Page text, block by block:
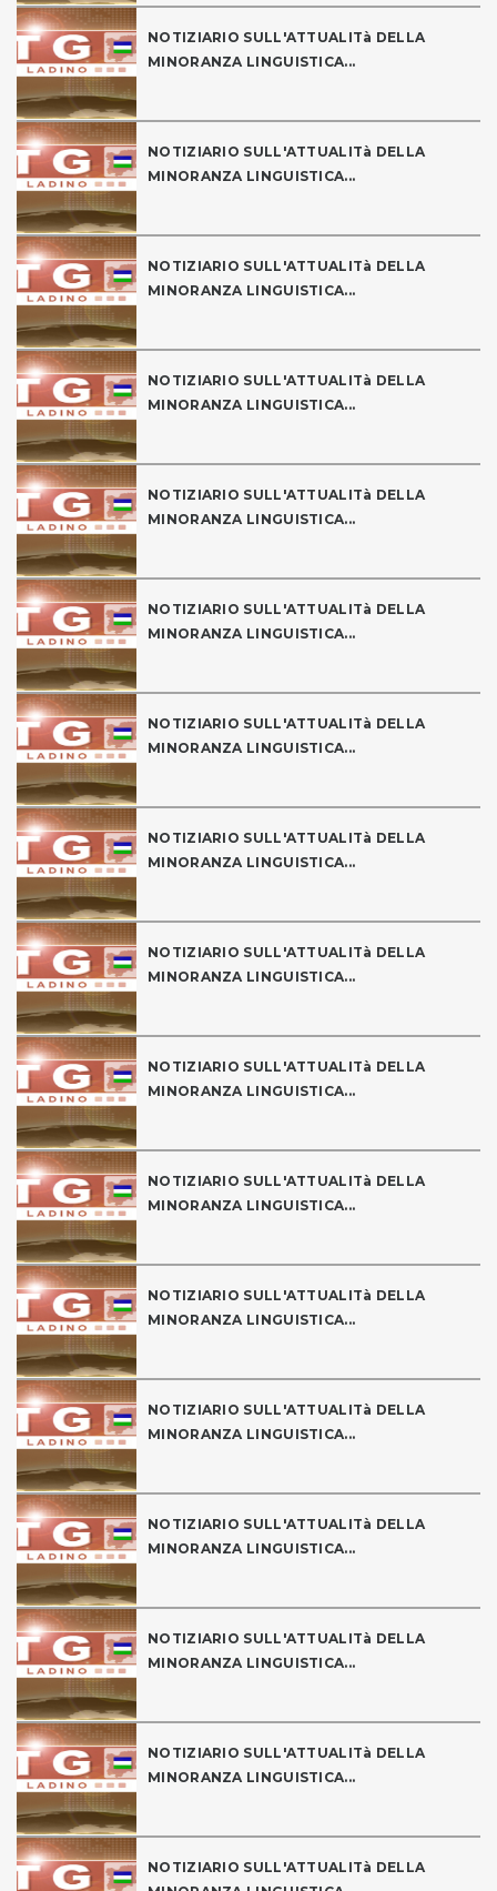
NOTIZIARIO SULL'ATTUALITà DELLA
MINORANZA LINGUISTICA...
NOTIZIARIO SULL'ATTUALITà DELLA
MINORANZA LINGUISTICA...
NOTIZIARIO SULL'ATTUALITà DELLA
MINORANZA LINGUISTICA...
NOTIZIARIO SULL'ATTUALITà DELLA
MINORANZA LINGUISTICA...
NOTIZIARIO SULL'ATTUALITà DELLA
MINORANZA LINGUISTICA...
NOTIZIARIO SULL'ATTUALITà DELLA
MINORANZA LINGUISTICA...
NOTIZIARIO SULL'ATTUALITà DELLA
MINORANZA LINGUISTICA...
NOTIZIARIO SULL'ATTUALITà DELLA
MINORANZA LINGUISTICA...
NOTIZIARIO SULL'ATTUALITà DELLA
MINORANZA LINGUISTICA...
NOTIZIARIO SULL'ATTUALITà DELLA
MINORANZA LINGUISTICA...
NOTIZIARIO SULL'ATTUALITà DELLA
MINORANZA LINGUISTICA...
NOTIZIARIO SULL'ATTUALITà DELLA
MINORANZA LINGUISTICA...
NOTIZIARIO SULL'ATTUALITà DELLA
MINORANZA LINGUISTICA...
NOTIZIARIO SULL'ATTUALITà DELLA
MINORANZA LINGUISTICA...
NOTIZIARIO SULL'ATTUALITà DELLA
MINORANZA LINGUISTICA...
NOTIZIARIO SULL'ATTUALITà DELLA
MINORANZA LINGUISTICA...
NOTIZIARIO SULL'ATTUALITà DELLA